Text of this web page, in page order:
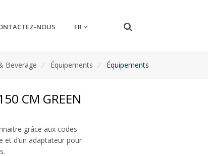
NOUS FR
Beverage / Équipements / Équipements
CM GREEN
grâce aux codes
et d’un adaptateur pour